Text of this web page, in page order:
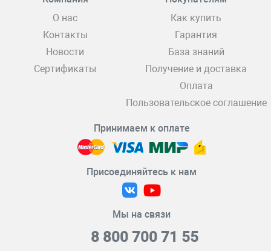
О нас
Контакты
Новости
Сертификаты
Как купить
Гарантия
База знаний
Получение и доставка
Оплата
Пользовательское соглашение
Принимаем к оплате
Присоединяйтесь к нам
Мы на связи
8 800 700 71 55